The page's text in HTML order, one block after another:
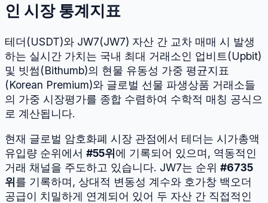
인 시장 통계지표
테더 (USDT)와 JW7(JW7) 자산 간 교차 매매 시 발생
하는 실시간 가치는 국내 최대 거래소인 업비트(Upbit)
및 빗썸(Bithumb)의 현물 유동성 가중 평균지표
(Korean Premium)와 글로벌 선물 파생상품 거래소들
의 가중 시장평가를 종합 수렴하여 수학적 매칭 공식으
로 계산됩니다.
현재 글로벌 암호화폐 시장 관점에서 테더는 시가총액
유입량 순위에서 #55위에 기록되어 있으며, 역동적인
거래 채널을 주도하고 있습니다. JW7는 순위 #6735
위를 기록하며, 상대적 변동성 계수와 호가창 백오더
공급이 치밀하게 연계되어 있어 두 자산 간 직접적인